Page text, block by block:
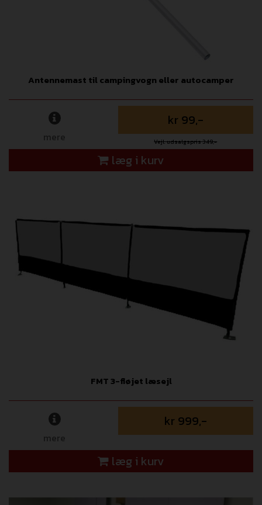
Antennemast til campingvogn eller autocamper
mere
kr 99,-
Vejl. udsalgspris 349,-
læg i kurv
FMT 3-fløjet læsejl
mere
kr 999,-
læg i kurv